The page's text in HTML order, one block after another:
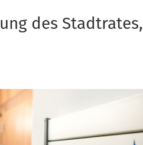
des Stadtrates,